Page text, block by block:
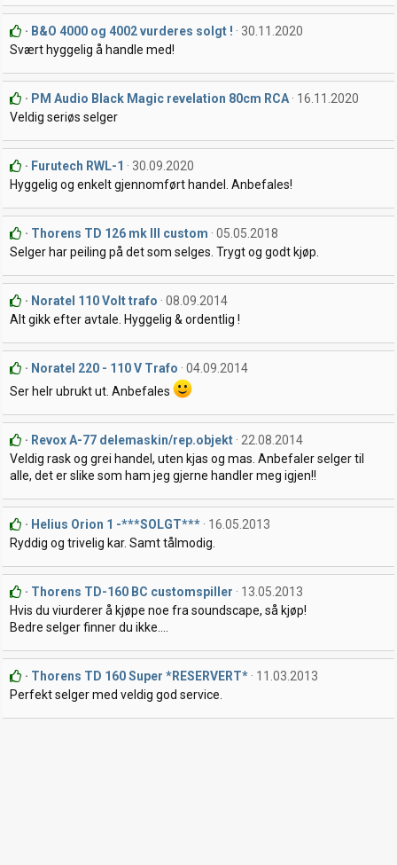
B&O 4000 og 4002 vurderes solgt !
30.11.2020
Svært hyggelig å handle med!
PM Audio Black Magic revelation 80cm RCA
16.11.2020
Veldig seriøs selger
Furutech RWL-1
30.09.2020
Hyggelig og enkelt gjennomført handel. Anbefales!
Thorens TD 126 mk III custom
05.05.2018
Selger har peiling på det som selges. Trygt og godt kjøp.
Noratel 110 Volt trafo
08.09.2014
Alt gikk efter avtale. Hyggelig & ordentlig !
Noratel 220 - 110 V Trafo
04.09.2014
Ser helr ubrukt ut. Anbefales
Revox A-77 delemaskin/rep.objekt
22.08.2014
Veldig rask og grei handel, uten kjas og mas. Anbefaler selger til
alle, det er slike som ham jeg gjerne handler meg igjen!!
Helius Orion 1 -***SOLGT***
16.05.2013
Ryddig og trivelig kar. Samt tålmodig.
Thorens TD-160 BC customspiller
13.05.2013
Hvis du viurderer å kjøpe noe fra soundscape, så kjøp!
Bedre selger finner du ikke....
Thorens TD 160 Super *RESERVERT*
11.03.2013
Perfekt selger med veldig god service.